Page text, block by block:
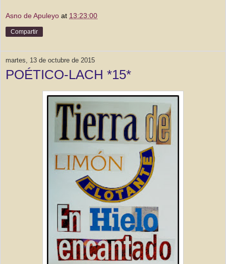
Asno de Apuleyo at 13:23:00
Compartir
martes, 13 de octubre de 2015
POÉTICO-LACH *15*